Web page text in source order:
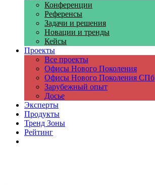
Конференции
Референсы
Задачи и решения
Новации и тренды
Кейсы
Проекты
Все проекты
Офисы Нового Поколения
Офисы Нового Поколения СПб
Зарубежный опыт
Досье
Эксперты
Продукты
Тренд Зоны
Рейтинг